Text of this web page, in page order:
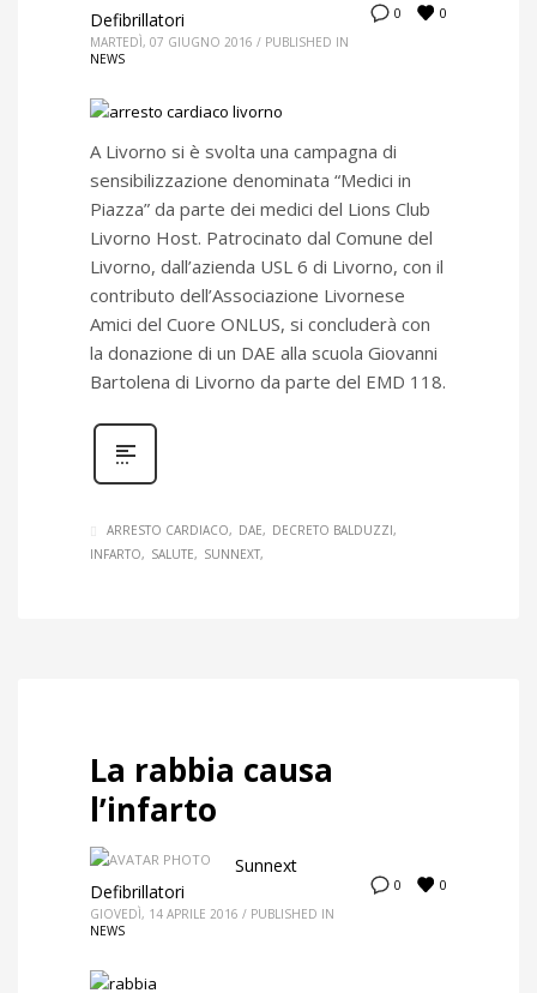
0 0
Defibrillatori
MARTEDÌ, 07 GIUGNO 2016 / PUBLISHED IN
NEWS
A Livorno si è svolta una campagna di
sensibilizzazione denominata “Medici in
Piazza” da parte dei medici del Lions Club
Livorno Host. Patrocinato dal Comune del
Livorno, dall’azienda USL 6 di Livorno, con il
contributo dell’Associazione Livornese
Amici del Cuore ONLUS, si concluderà con
la donazione di un DAE alla scuola Giovanni
Bartolena di Livorno da parte del EMD 118.
ARRESTO CARDIACO DAE
DECRETO BALDUZZI
INFARTO
SALUTE SUNNEXT
La rabbia causa
l’infarto
0 0
Sunnext
Defibrillatori
GIOVEDÌ, 14 APRILE 2016 / PUBLISHED IN
NEWS